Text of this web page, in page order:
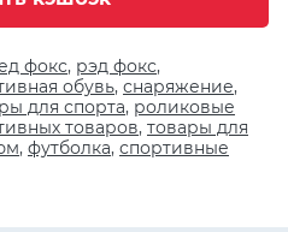
фокс, рэд фокс,
обувь, снаряжение,
для спорта, роликовые
товаров, товары для
, футболка, спортивные